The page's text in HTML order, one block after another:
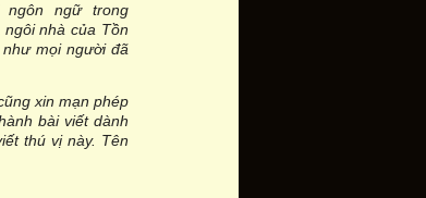
ngữ trong
nhà của Tồn
mọi người đã
xin mạn phép
bài viết dành
thú vị này. Tên